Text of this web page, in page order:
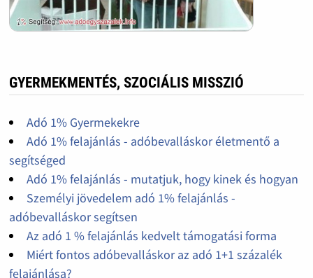
GYERMEKMENTÉS, SZOCIÁLIS MISSZIÓ
Adó 1% Gyermekekre
Adó 1% felajánlás - adóbevalláskor életmentő a
segítséged
Adó 1% felajánlás - mutatjuk, hogy kinek és hogyan
Személyi jövedelem adó 1% felajánlás -
adóbevalláskor segítsen
Az adó 1 % felajánlás kedvelt támogatási forma
Miért fontos adóbevalláskor az adó 1+1 százalék
felajánlása?